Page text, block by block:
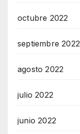
octubre 2022
septiembre 2022
agosto 2022
julio 2022
junio 2022